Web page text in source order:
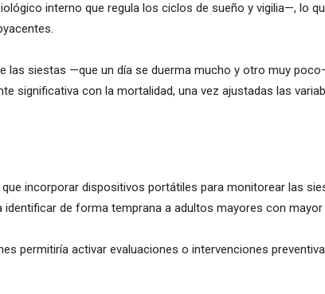
interno que regula los ciclos de sueño y vigilia—, lo
las siestas —que un día se duerma mucho y otro muy
significativa con la mortalidad, una vez ajustadas las
incorporar dispositivos portátiles para monitorear las
identificar de forma temprana a adultos mayores con mayor
permitiría activar evaluaciones o intervenciones